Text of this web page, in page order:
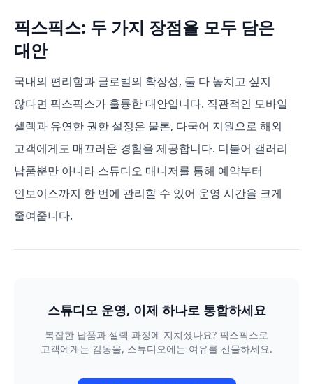
픽스픽스: 두 가지 장점을 모두 담은
대안
국내의 편리함과 글로벌의 확장성, 둘 다 놓치고 싶지
않다면 픽스픽스가 훌륭한 대안입니다. 직관적인 모바일
셀렉과 유연한 권한 설정은 물론, 다국어 지원으로 해외
고객에게도 매끄러운 경험을 제공합니다. 더불어 갤러리
납품뿐만 아니라 스튜디오 매니저를 통해 예약부터
인보이스까지 한 번에 관리할 수 있어 운영 시간을 크게
줄여줍니다.
스튜디오 운영, 이제 하나로 통합하세요
복잡한 납품과 셀렉 과정에 지치셨나요? 픽스픽스로
고객에게는 감동을, 스튜디오에는 여유를 선물하세요.